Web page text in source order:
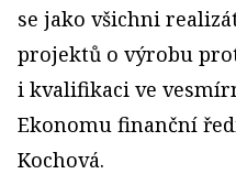
se jako všichni
projektů o výrobu
i kvalifikaci ve
Ekonomu finanční
Kochová.